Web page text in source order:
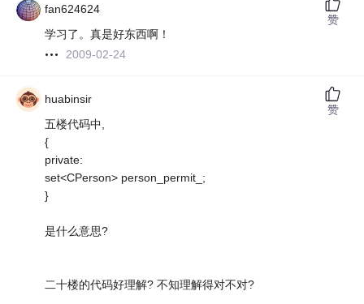
fan624624
学习了。真是好东西啊！
2009-02-24
赞
huabinsir
五楼代码中,
{
private:
set<CPerson> person_permit_;
}
是什么意思?
二十楼的代码好理解? 不知理解得对不对?
赞